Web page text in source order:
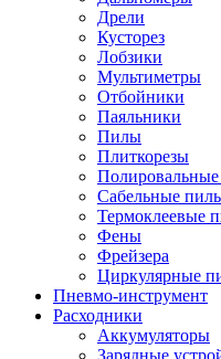
Дрели
Кусторез
Лобзики
Мультиметры
Отбойники
Паяльники
Пилы
Плиткорезы
Сабельные
Термоклеевые
Фены
Фрейзера
Циркулярные
Пневмо-инструмент
Расходники
Аккумуляторы
Зарядные